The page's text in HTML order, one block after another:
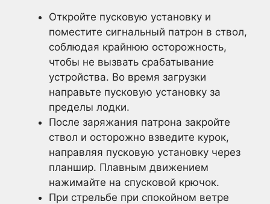
Откройте пусковую установку и
поместите сигнальный патрон в ствол,
соблюдая крайнюю осторожность,
чтобы не вызвать срабатывание
устройства. Во время загрузки
направьте пусковую установку за
пределы лодки.
После заряжания патрона закройте
ствол и осторожно взведите курок,
направляя пусковую установку через
планшир. Плавным движением
нажимайте на спусковой крючок.
При стрельбе при спокойном ветре